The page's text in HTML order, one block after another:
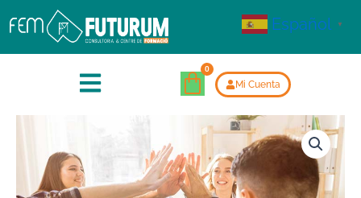
Mi Cuenta
Español ▼